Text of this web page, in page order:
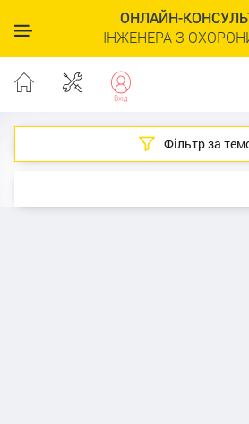
ОНЛАЙН-
ІНЖЕНЕРА З
Фільтр за